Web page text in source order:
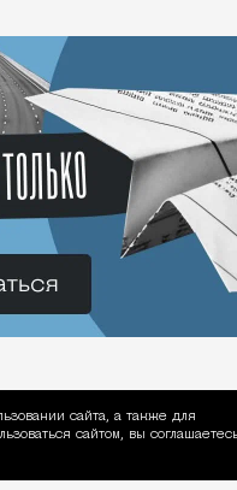
сайта, а также для
сайтом, вы